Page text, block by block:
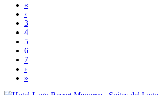
«
‹
3
4
5
6
7
›
»